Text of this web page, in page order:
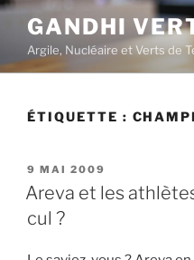
Aller
contenu
principal
GANDHI
Argile, Nucléaire et Verts de
ÉTIQUETTE :
PUBLIÉ
LE
9 MAI 2009
Areva et les
cul ?